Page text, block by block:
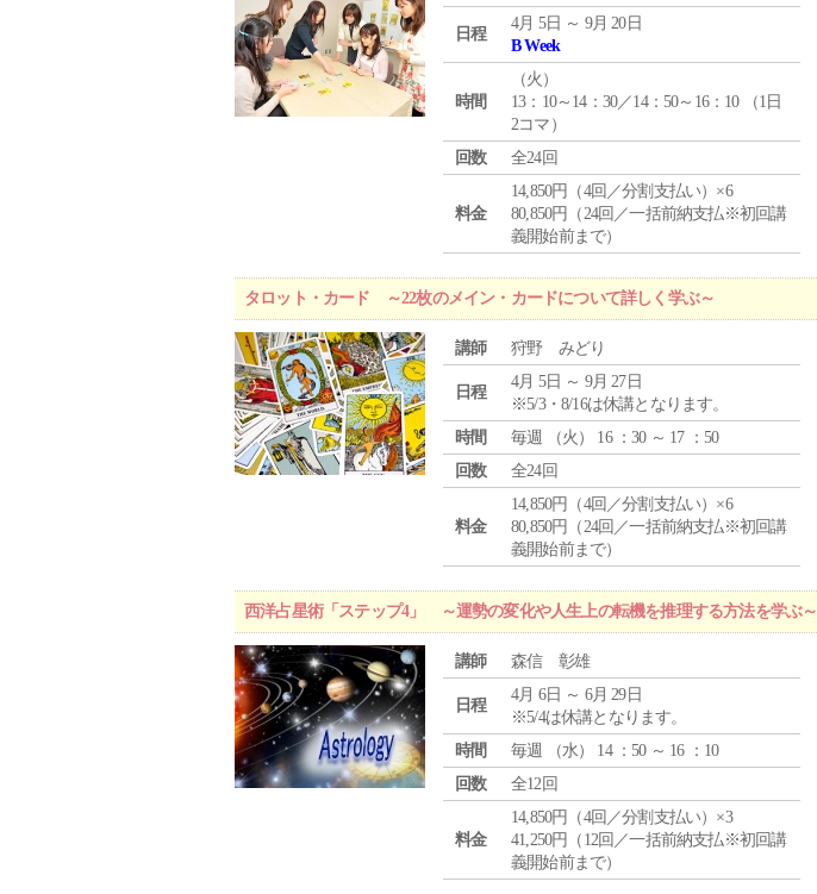
日程
4月 5日 ～ 9月 20日
B Week
時間
（火 ）
13：10～14：30／14：50～16：10 （1日
2コマ）
回数
全24回
料金
14,850円（4回／分割支払い）×6
80,850円（24回／一括前納支払※初回講
義開始前まで）
タロット・カード ～22枚のメイン・カードについて詳しく学ぶ～
講師 狩野 みどり
日程
4月 5日 ～ 9月 27日
※5/3・8/16は休講となります。
時間
毎週 （火 ） 16 ：30 ～ 17 ：50
回数
全24回
料金
14,850円（4回／分割支払い）×6
80,850円（24回／一括前納支払※初回講
義開始前まで）
西洋占星術「ステップ4」 ～運勢の変化や人生上の転機を推理する方法を学ぶ～
講師 森信 彰雄
日程
4月 6日 ～ 6月 29日
※5/4は休講となります。
時間
毎週 （水） 14 ：50 ～ 16 ：10
回数
全12回
料金
14,850円（4回／分割支払い）×3
41,250円（12回／一括前納支払※初回講
義開始前まで）